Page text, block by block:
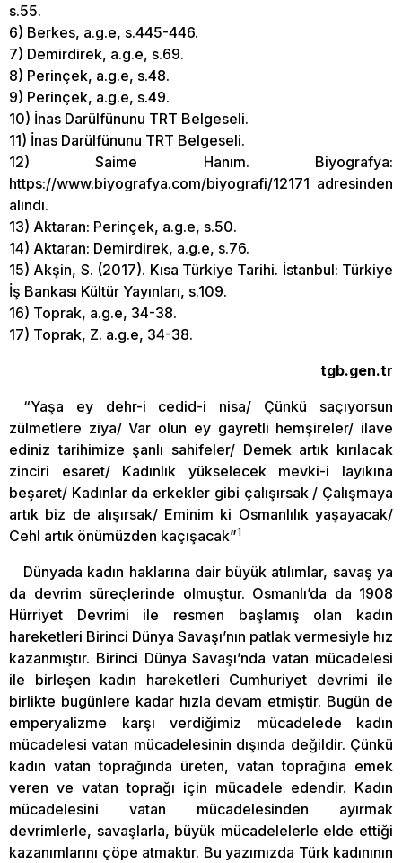
s.55.
6) Berkes, a.g.e, s.445-446.
7) Demirdirek, a.g.e, s.69.
8) Perinçek, a.g.e, s.48.
9) Perinçek, a.g.e, s.49.
10) İnas Darülfünunu TRT Belgeseli.
11) İnas Darülfünunu TRT Belgeseli.
12) Saime Hanım. Biyografya:
https://www.biyografya.com/biyografi/12171 adresinden
alındı.
13) Aktaran: Perinçek, a.g.e, s.50.
14) Aktaran: Demirdirek, a.g.e, s.76.
15) Akşin, S. (2017). Kısa Türkiye Tarihi. İstanbul: Türkiye
İş Bankası Kültür Yayınları, s.109.
16) Toprak, a.g.e, 34-38.
17) Toprak, Z. a.g.e, 34-38.
tgb.gen.tr
“Yaşa ey dehr-i cedid-i nisa/ Çünkü saçıyorsun
zülmetlere ziya/ Var olun ey gayretli hemşireler/ ilave
ediniz tarihimize şanlı sahifeler/ Demek artık kırılacak
zinciri esaret/ Kadınlık yükselecek mevki-i layıkına
beşaret/ Kadınlar da erkekler gibi çalışırsak / Çalışmaya
artık biz de alışırsak/ Eminim ki Osmanlılık yaşayacak/
Cehl artık önümüzden kaçışacak”1
Dünyada kadın haklarına dair büyük atılımlar, savaş ya
da devrim süreçlerinde olmuştur. Osmanlı’da da 1908
Hürriyet Devrimi ile resmen başlamış olan kadın
hareketleri Birinci Dünya Savaşı’nın patlak vermesiyle hız
kazanmıştır. Birinci Dünya Savaşı’nda vatan mücadelesi
ile birleşen kadın hareketleri Cumhuriyet devrimi ile
birlikte bugünlere kadar hızla devam etmiştir. Bugün de
emperyalizme karşı verdiğimiz mücadelede kadın
mücadelesi vatan mücadelesinin dışında değildir. Çünkü
kadın vatan toprağında üreten, vatan toprağına emek
veren ve vatan toprağı için mücadele edendir. Kadın
mücadelesini vatan mücadelesinden ayırmak
devrimlerle, savaşlarla, büyük mücadelelerle elde ettiği
kazanımlarını çöpe atmaktır. Bu yazımızda Türk kadınının